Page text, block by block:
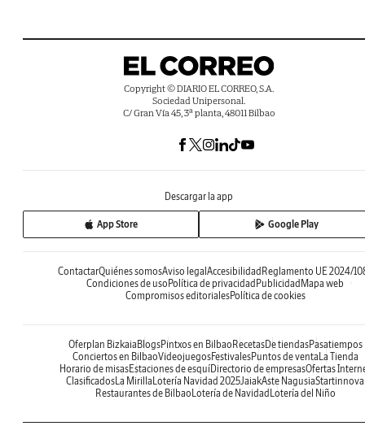
Copyright © DIARIO EL CORREO, S.A.
Sociedad Unipersonal.
C/ Gran Vía 45, 3ª planta, 48011 Bilbao
Descargar la app
App Store Google Play
ContactarQuiénes somosAviso legal Accesibilidad Reglamento UE 2024/
Condiciones de uso Política de privacidad Publicidad Mapa web
Compromisos editorialesPolítica de cookies
Oferplan Bizkaia BlogsPintxos en Bilbao RecetasDe tiendasPasatiempos
Conciertos en BilbaoVideojuegosFestivalesPuntos de venta La Tienda
Horario de misasEstaciones de esquíDirectorio de empresasOfertas
Clasificados La Mirilla Lotería Navidad 2025JaiakAste NagusiaStartinnova
Restaurantes de Bilbao Lotería de Navidad Lotería del Niño